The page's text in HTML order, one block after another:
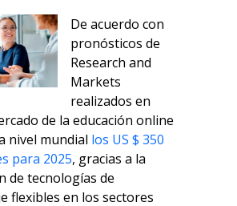
De acuerdo con
pronósticos de
Research and
Markets
realizados en
de la educación online
nivel mundial los US $ 350
para 2025, gracias a la
de tecnologías de
flexibles en los sectores